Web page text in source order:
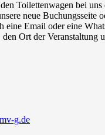
Toilettenwagen bei
neue Buchungsseite
eine Email oder eine
Ort der Veranstaltung
g.de